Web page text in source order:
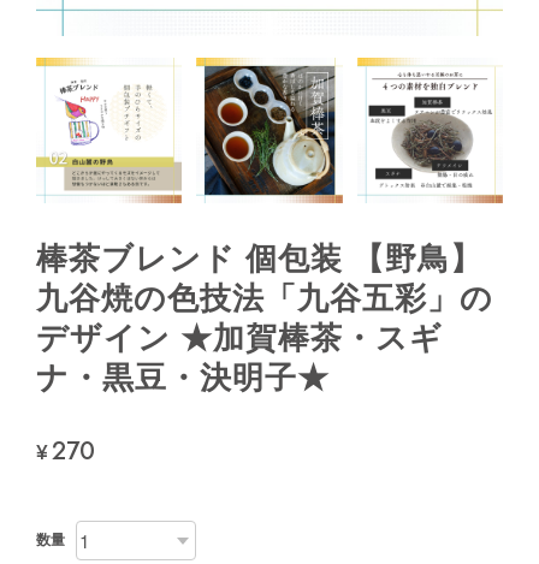
棒茶ブレンド 個包装 【野鳥】
九谷焼の色技法「九谷五彩」の
デザイン ★加賀棒茶・スギ
ナ・黒豆・決明子★
¥270
数量